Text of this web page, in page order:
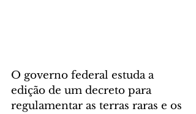
O governo federal estuda a
edição de um decreto para
regulamentar as terras raras e os